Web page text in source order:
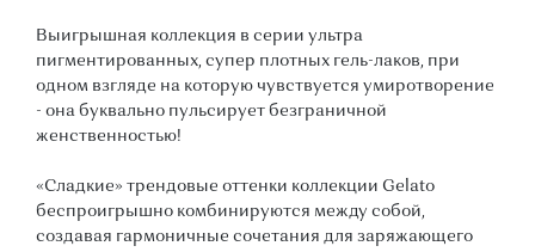
Выигрышная коллекция в серии ультра
пигментированных, супер плотных гель-лаков, при
одном взгляде на которую чувствуется умиротворение
- она буквально пульсирует безграничной
женственностью!
«Сладкие» трендовые оттенки коллекции Gelato
беспроигрышно комбинируются между собой,
создавая гармоничные сочетания для заряжающего